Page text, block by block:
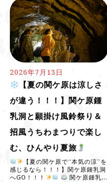
2026年7月13日
【夏の関ケ原は涼しさ
が違う！！！】関ケ原鍾
乳洞と願掛け風鈴祭り＆
招風うちわまつりで楽し
む、ひんやり夏旅
【夏の関ケ原で“本気の涼”を
感じるなら！！！】関ケ原鍾乳洞
へGO！！！
関ケ原鍾乳洞